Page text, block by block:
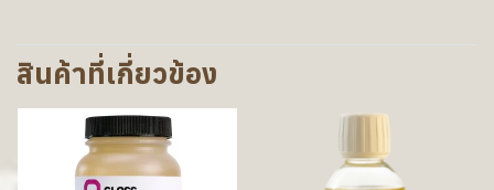
สินค้าที่เกี่ยวข้อง